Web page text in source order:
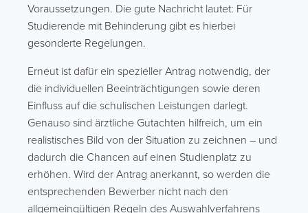
Voraussetzungen. Die gute Nachricht lautet: Für
Studierende mit Behinderung gibt es hierbei
gesonderte Regelungen.
Erneut ist dafür ein spezieller Antrag notwendig, der
die individuellen Beeinträchtigungen sowie deren
Einfluss auf die schulischen Leistungen darlegt.
Genauso sind ärztliche Gutachten hilfreich, um ein
realistisches Bild von der Situation zu zeichnen – und
dadurch die Chancen auf einen Studienplatz zu
erhöhen. Wird der Antrag anerkannt, so werden die
entsprechenden Bewerber nicht nach den
allgemeingültigen Regeln des Auswahlverfahrens